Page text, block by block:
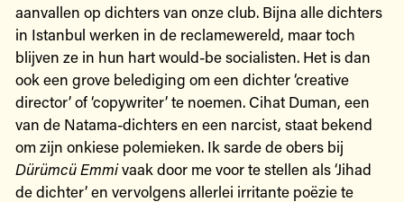
aanvallen op dichters van onze club. Bijna alle dichters
in Istanbul werken in de reclamewereld, maar toch
blijven ze in hun hart would-be socialisten. Het is dan
ook een grove belediging om een dichter ‘creative
director’ of ‘copywriter’ te noemen. Cihat Duman, een
van de Natama-dichters en een narcist, staat bekend
om zijn onkiese polemieken. Ik sarde de obers bij
Dürümcü Emmivaak door me voor te stellen als ‘Jihad
de dichter’ en vervolgens allerlei irritante poëzie te